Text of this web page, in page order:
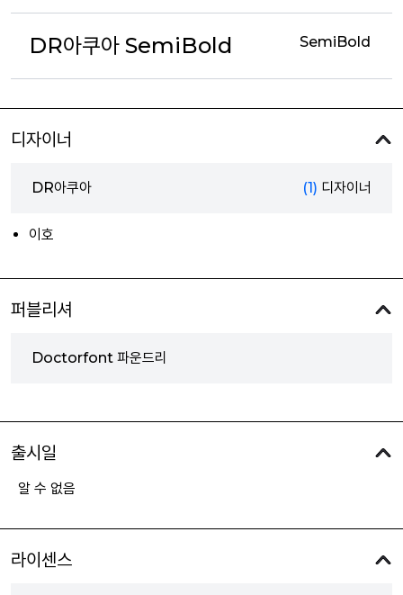
DR아쿠아 SemiBold SemiBold
디자이너
DR아쿠아 (1) 디자이너
이호
퍼블리셔
Doctorfont 파운드리
출시일
알 수 없음
라이센스